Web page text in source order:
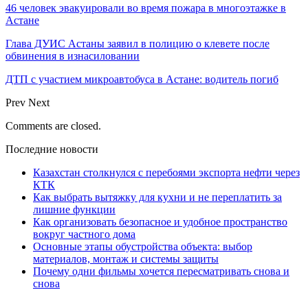
46 человек эвакуировали во время пожара в многоэтажке в
Астане
Глава ДУИС Астаны заявил в полицию о клевете после
обвинения в изнасиловании
ДТП с участием микроавтобуса в Астане: водитель погиб
Prev Next
Comments are closed.
Последние новости
Казахстан столкнулся с перебоями экспорта нефти через
КТК
Как выбрать вытяжку для кухни и не переплатить за
лишние функции
Как организовать безопасное и удобное пространство
вокруг частного дома
Основные этапы обустройства объекта: выбор
материалов, монтаж и системы защиты
Почему одни фильмы хочется пересматривать снова и
снова